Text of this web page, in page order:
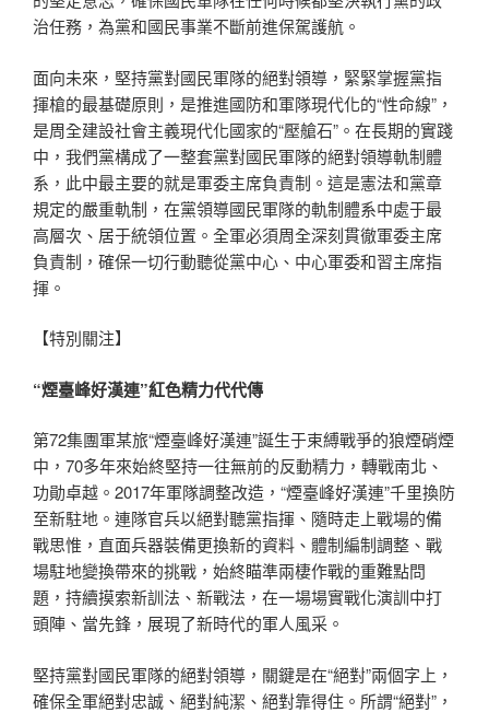
治任務，為黨和國民事業不斷前進保駕護航。
面向未來，堅持黨對國民軍隊的絕對領導，緊緊掌握黨指
揮槍的最基礎原則，是推進國防和軍隊現代化的“性命線”，
是周全建設社會主義現代化國家的“壓艙石”。在長期的實踐
中，我們黨構成了一整套黨對國民軍隊的絕對領導軌制體
系，此中最主要的就是軍委主席負責制。這是憲法和黨章
規定的嚴重軌制，在黨領導國民軍隊的軌制體系中處于最
高層次、居于統領位置。全軍必須周全深刻貫徹軍委主席
負責制，確保一切行動聽從黨中心、中心軍委和習主席指
揮。
【特別關注】
“煙臺峰好漢連”紅色精力代代傳
第72集團軍某旅“煙臺峰好漢連”誕生于束縛戰爭的狼煙硝煙
中，70多年來始終堅持一往無前的反動精力，轉戰南北、
功勛卓越。2017年軍隊調整改造，“煙臺峰好漢連”千里換防
至新駐地。連隊官兵以絕對聽黨指揮、隨時走上戰場的備
戰思惟，直面兵器裝備更換新的資料、體制編制調整、戰
場駐地變換帶來的挑戰，始終瞄準兩棲作戰的重難點問
題，持續摸索新訓法、新戰法，在一場場實戰化演訓中打
頭陣、當先鋒，展現了新時代的軍人風采。
堅持黨對國民軍隊的絕對領導，關鍵是在“絕對”兩個字上，
確保全軍絕對忠誠、絕對純潔、絕對靠得住。所謂“絕對”，